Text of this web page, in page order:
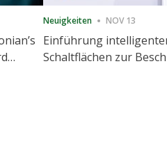
Neuigkeiten NOV 13
Einführung
Schaltflächen zur